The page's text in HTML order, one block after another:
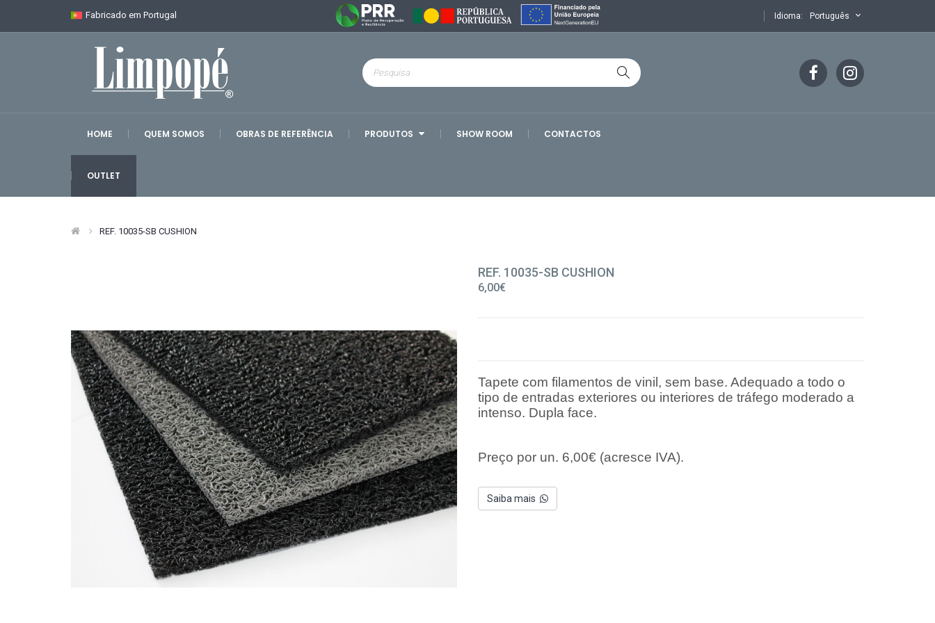
Fabricado em Portugal Idioma: Português
HOME QUEM SOMOS OBRAS DE REFERÊNCIA PRODUTOS SHOW ROOM CONTACTOS
OUTLET
REF. 10035-SB CUSHION
REF. 10035-SB CUSHION
6,00€
Tapete com filamentos de vinil, sem base. Adequado a todo o
tipo de entradas exteriores ou interiores de tráfego moderado a
intenso. Dupla face.
Preço por un. 6,00€ (acresce IVA).
Saiba mais